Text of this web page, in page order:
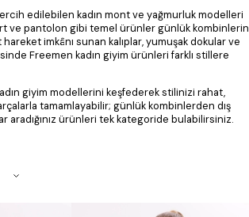
edilebilen kadın mont ve yağmurluk modelleri
ve pantolon gibi temel ürünler günlük kombinlerin
hareket imkânı sunan kalıplar, yumuşak dokular ve
Freemen kadın giyim ürünleri farklı stillere
giyim modellerini keşfederek stilinizi rahat,
tamamlayabilir; günlük kombinlerden dış
aradığınız ürünleri tek kategoride bulabilirsiniz.